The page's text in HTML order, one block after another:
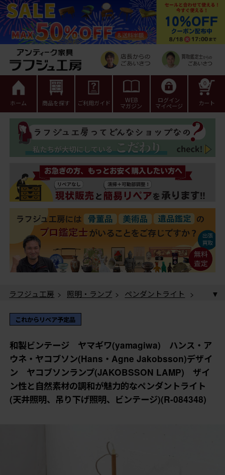
ホーム 商品を探す ご利用ガイド WEB
マガジン
ログイン
マイページ カート
0
ラフジュ工房 > 照明・ランプ > ペンダントライト
ネ・ヤコブソン(Hans・Agne Jakobsson)デザイン ヤコ
ブソンランプ(JAKOBSSON LAMP) ザイン性と自然素
材の調和が魅力的なペンダントライト(天井照明、吊り下
げ照明、ビンテージ)(R-084348)
これからリペア予定品
和製ビンテージ ヤマギワ(yamagiwa) ハンス・ア
ウネ・ヤコブソン(Hans・Agne Jakobsson)デザイ
ン ヤコブソンランプ(JAKOBSSON LAMP) ザイ
ン性と自然素材の調和が魅力的なペンダントライト
(天井照明、吊り下げ照明、ビンテージ)(R-084348)